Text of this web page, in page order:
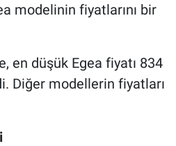
modelinin fiyatlarını bir
en düşük Egea fiyatı 834
Diğer modellerin fiyatları